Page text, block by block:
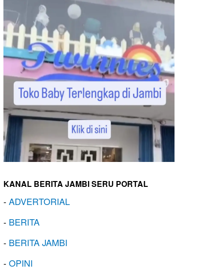
KANAL BERITA JAMBI SERU PORTAL
-ADVERTORIAL
- BERITA
- BERITA JAMBI
-OPINI